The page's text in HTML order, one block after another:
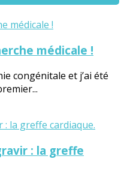
médicale !
congénitale et j’ai été
: la greffe